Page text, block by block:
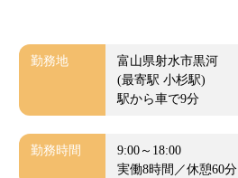
勤務地
富山県射水市黒河
(最寄駅 小杉駅)
駅から車で9分
勤務時間
9:00～18:00
実働8時間／休憩60分